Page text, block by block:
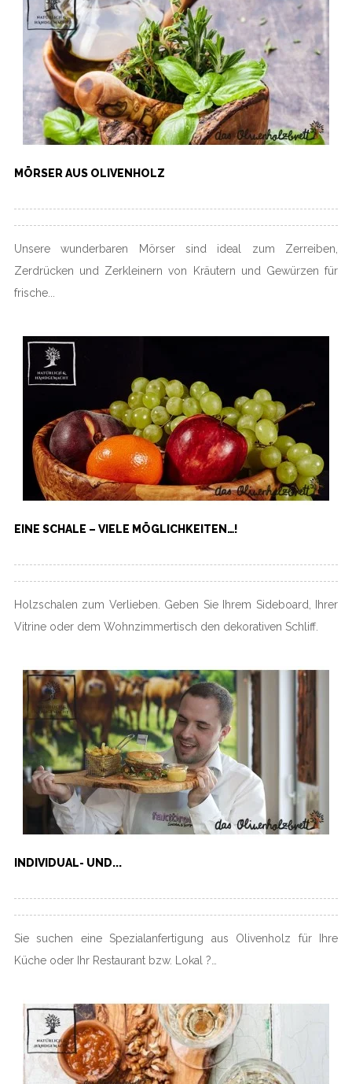
MÖRSER AUS OLIVENHOLZ
Unsere wunderbaren Mörser sind ideal zum Zerreiben,
Zerdrücken und Zerkleinern von Kräutern und Gewürzen für
frische...
EINE SCHALE – VIELE MÖGLICHKEITEN…!
Holzschalen zum Verlieben. Geben Sie Ihrem Sideboard, Ihrer
Vitrine oder dem Wohnzimmertisch den dekorativen Schliff.
INDIVIDUAL- UND...
Sie suchen eine Spezialanfertigung aus Olivenholz für Ihre
Küche oder Ihr Restaurant bzw. Lokal ?…